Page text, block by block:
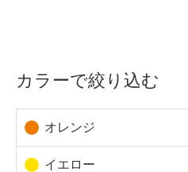
カラーで絞り込む
オレンジ
イエロー